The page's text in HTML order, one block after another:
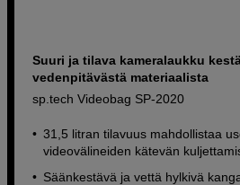
Suuri ja tilava kameralaukku
vedenpitävästä materiaalista
sp.tech Videobag SP-2020
31,5 litran tilavuus mahdollistaa
videovälineiden kätevän
Säänkestävä ja vettä hylkivä